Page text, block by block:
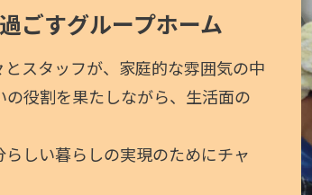
ごすグループホーム
スタッフが、家庭的な雰囲気の中
役割を果たしながら、生活面の
しい暮らしの実現のためにチャ